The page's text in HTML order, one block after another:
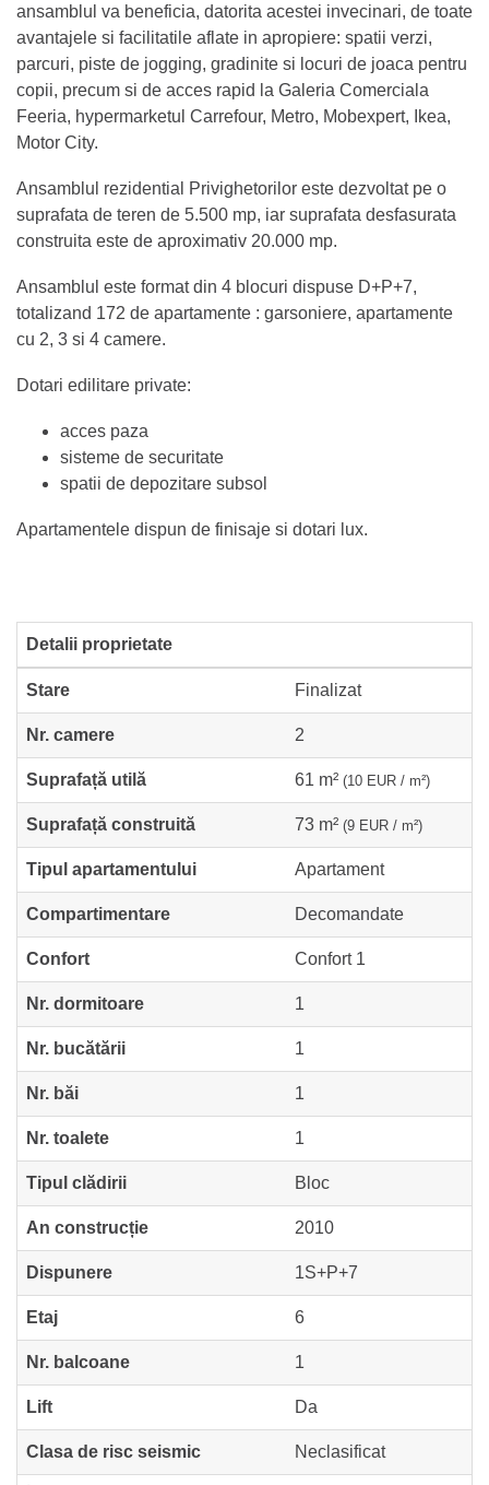
ansamblul va beneficia, datorita acestei invecinari, de toate
avantajele si facilitatile aflate in apropiere: spatii verzi,
parcuri, piste de jogging, gradinite si locuri de joaca pentru
copii, precum si de acces rapid la Galeria Comerciala
Feeria, hypermarketul Carrefour, Metro, Mobexpert, Ikea,
Motor City.
Ansamblul rezidential Privighetorilor este dezvoltat pe o
suprafata de teren de 5.500 mp, iar suprafata desfasurata
construita este de aproximativ 20.000 mp.
Ansamblul este format din 4 blocuri dispuse D+P+7,
totalizand 172 de apartamente : garsoniere, apartamente
cu 2, 3 si 4 camere.
Dotari edilitare private:
acces paza
sisteme de securitate
spatii de depozitare subsol
Apartamentele dispun de finisaje si dotari lux.
Detalii proprietate
Stare Finalizat
Nr. camere 2
Suprafață utilă 61 m² (10 EUR / m²)
Suprafață construită 73 m² (9 EUR / m²)
Tipul apartamentului Apartament
Compartimentare Decomandate
Confort Confort 1
Nr. dormitoare 1
Nr. bucătării 1
Nr. băi 1
Nr. toalete 1
Tipul clădirii Bloc
An construcție 2010
Dispunere 1S+P+7
Etaj 6
Nr. balcoane 1
Lift Da
Clasa de risc seismic Neclasificat